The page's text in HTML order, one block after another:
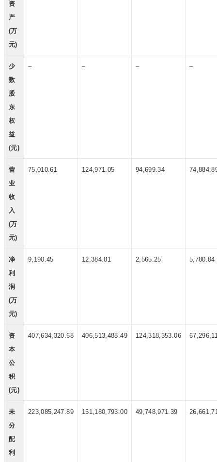
资
产
(万
元)
少
数
股
东
权
益
(元)
– – – –
营
业
收
入
(万
元)
75,010.61 124,971.05 94,699.34
净
利
润
(万
元)
9,190.45 12,384.81 2,565.25 5,780.04
资
本
公
积
(元)
407,634,320.68 406,513,488.49 124,318,353.06
未
分
配
利
223,085,247.89 151,180,793.00 49,748,971.39